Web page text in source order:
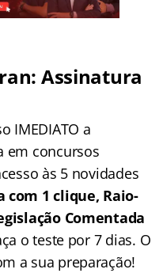
Assinatura
IMEDIATO a
em concursos
às 5 novidades
com 1 clique, Raio-
Comentada
o teste por 7 dias. O
a sua preparação!